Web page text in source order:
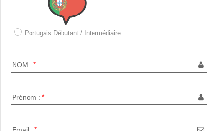
Portugais Débutant / Intermédiaire
NOM :
Prénom :